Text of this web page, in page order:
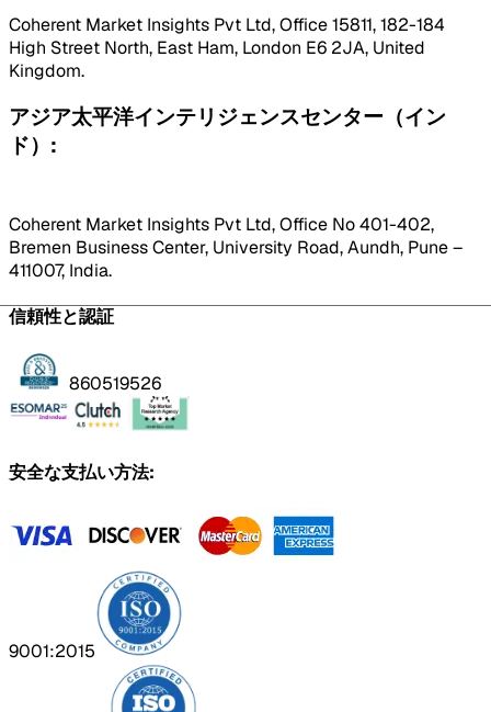
Coherent Market Insights Pvt Ltd, Office 15811, 182-184
High Street North, East Ham, London E6 2JA, United
Kingdom.
アジア太平洋インテリジェンスセンター（イン
ド）:
Coherent Market Insights Pvt Ltd, Office No 401-402,
Bremen Business Center, University Road, Aundh, Pune –
411007, India.
信頼性と認証
860519526
安全な支払い方法:
9001:2015